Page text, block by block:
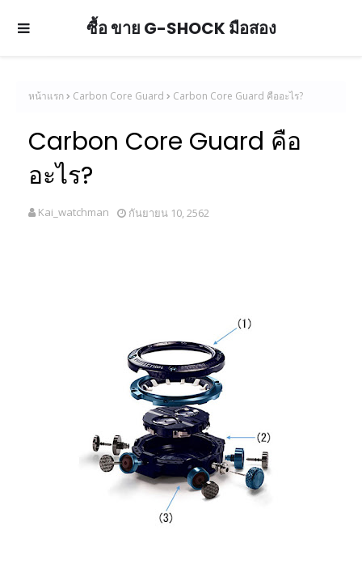
ซื้อ ขาย G-SHOCK มือสอง
หน้าแรก Carbon Core Guard Carbon Core Guard คืออะไร?
Carbon Core Guard คือ
อะไร?
Kai_watchman กันยายน 10, 2562